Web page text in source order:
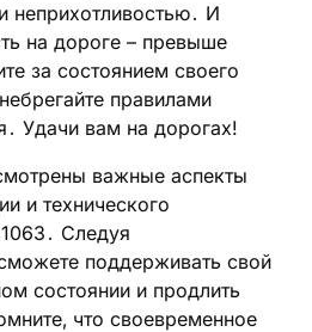
неприхотливостью․ И
на дороге – превыше
за состоянием своего
правилами
Удачи вам на дорогах!
важные аспекты
и технического
Следуя
поддерживать свой
состоянии и продлить
что своевременное